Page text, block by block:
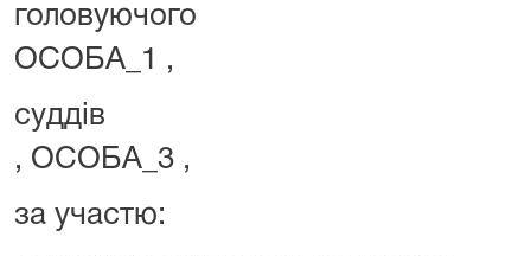
ОСОБА_1 ,
суддів
, ОСОБА_3 ,
за участю: